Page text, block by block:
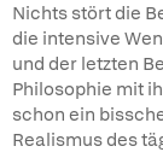
Nichts stört die
die intensive
und der letzten
Philosophie mit
schon ein
Realismus des